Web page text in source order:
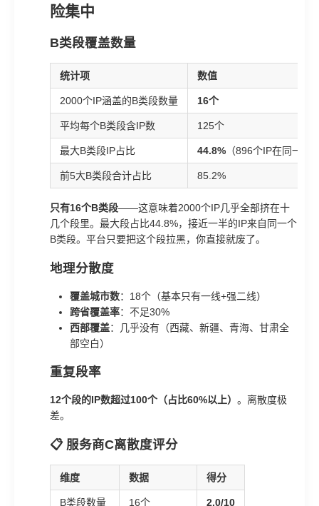
险集中
B类段覆盖数量
统计项 数值
2000个IP涵盖的B类段数量 16个
平均每个B类段含IP数 125个
最大B类段IP占比 44.8% （896个IP在同一个
前5大B类段合计占比 85.2%
只有16个B类段——这意味着2000个IP几乎全部挤在十
几个段里。最大段占比44.8%，接近一半的IP来自同一个
B类段。平台只要把这个段拉黑，你直接就废了。
地理分散度
覆盖城市数：18个（基本只有一线+强二线）
跨省覆盖率：不足30%
西部覆盖：几乎没有（西藏、新疆、青海、甘肃全
部空白）
重复段率
12个段的IP数超过100个（占比60%以上） 。离散度极
差。
📋 服务商C离散度评分
维度 数据 得分
B类段数量 16个 2.0/10